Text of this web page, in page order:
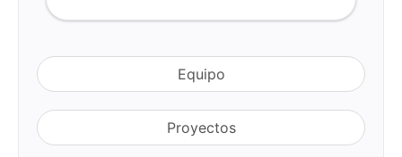
Equipo
Proyectos